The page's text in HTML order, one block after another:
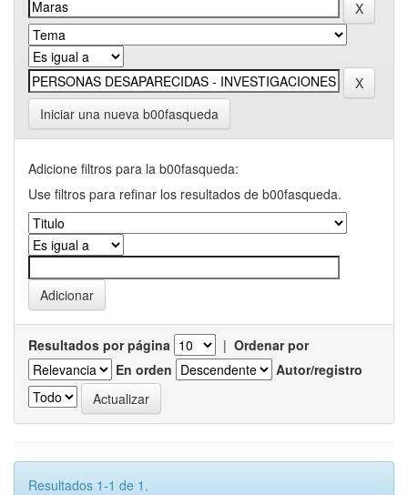
Iniciar una nueva b00fasqueda
Adicione filtros para la b00fasqueda:
Use filtros para refinar los resultados de b00fasqueda.
Resultados por página | Ordenar por
En orden
Autor/registro
Resultados 1-1 de 1.